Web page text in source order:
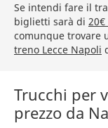
Se intendi fare il
biglietti sarà di
comunque trovare
treno Lecce Napoli
Trucchi per
prezzo da